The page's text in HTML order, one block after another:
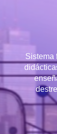
Sistema